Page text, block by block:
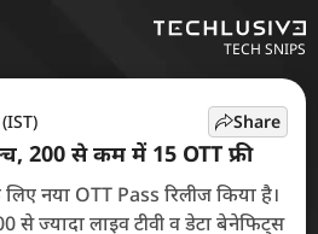
TECH SNIPS
200 से कम में 15 OTT फ्री
नया OTT Pass रिलीज किया है।
से ज्यादा लाइव टीवी व डेटा बेनेफिट्स
Share